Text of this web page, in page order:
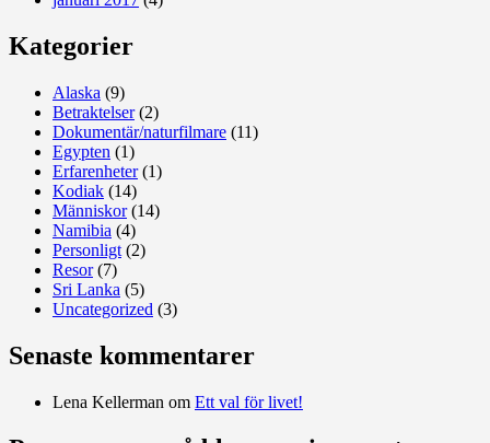
Kategorier
Alaska (9)
Betraktelser(2)
Dokumentär/naturfilmare (11)
Egypten (1)
Erfarenheter(1)
Kodiak (14)
Människor(14)
Namibia (4)
Personligt (2)
Resor(7)
Sri Lanka (5)
Uncategorized (3)
Senaste kommentarer
Lena Kellerman om Ett val för livet!